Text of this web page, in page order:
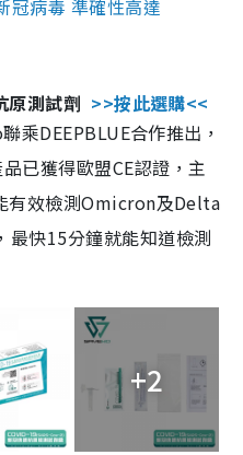
冠病毒 準確性高達
原測試劑 >>按此選購<<
乘DEEPBLUE合作推出，
已獲得歐盟CE認證，主
有效檢測Omicron及Delta
最快15分鐘就能知道檢測
+2